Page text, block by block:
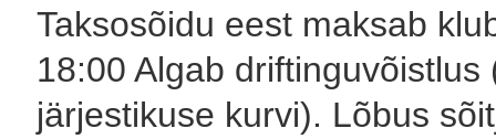
Taksosõidu eest maksab
18:00 Algab
järjestikuse kurvi). Lõbus